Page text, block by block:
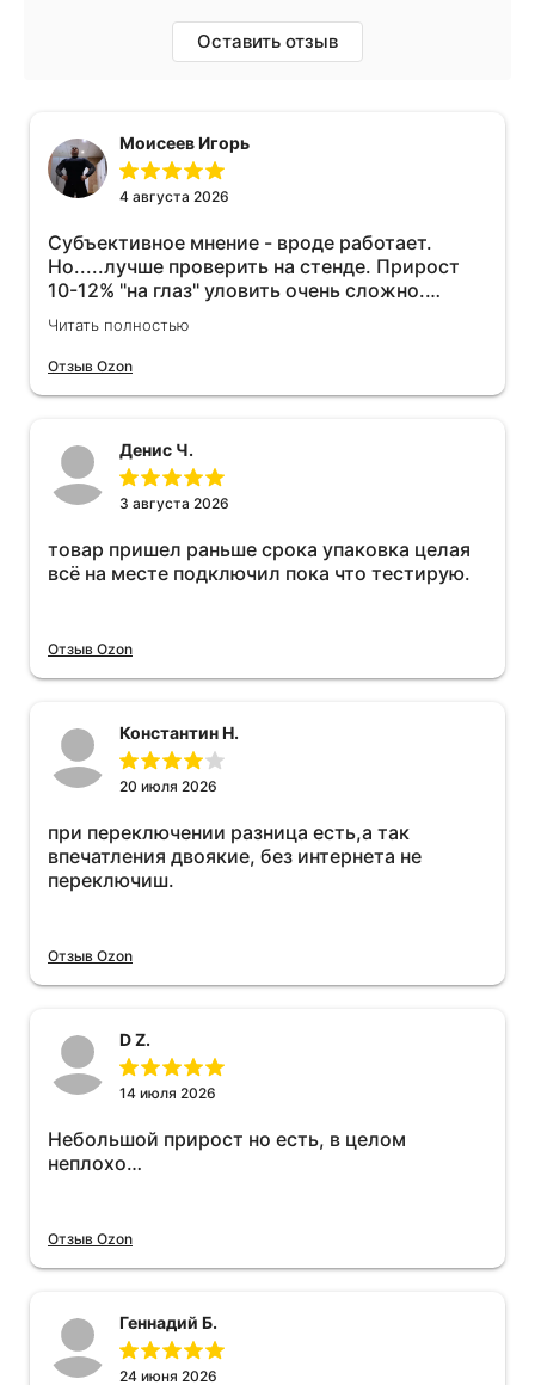
Оставить отзыв
Моисеев Игорь
4 августа 2026
Субъективное мнение - вроде работает.
Но.....лучше проверить на стенде. Прирост
10-12% "на глаз" уловить очень сложно.
Покатаюсь, потом отключу и посмотрю, что
будет 😁.
Читать полностью
Отзыв Ozon
Денис Ч.
3 августа 2026
товар пришел раньше срока упаковка целая
всё на месте подключил пока что тестирую.
Отзыв Ozon
Константин Н.
20 июля 2026
при переключении разница есть,а так
впечатления двоякие, без интернета не
переключиш.
Отзыв Ozon
D Z.
14 июля 2026
Небольшой прирост но есть, в целом
неплохо…
Отзыв Ozon
Геннадий Б.
24 июня 2026